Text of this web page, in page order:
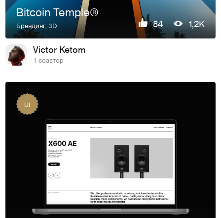
Bitcoin Temple®
Брендинг,3D 84 1,2K
Victor Ketom
1 соавтор
UI